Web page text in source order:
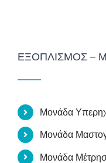
ΕΞΟΠΛΙΣΜΌΣ –
Μονάδα
Μονάδα
Μονάδα